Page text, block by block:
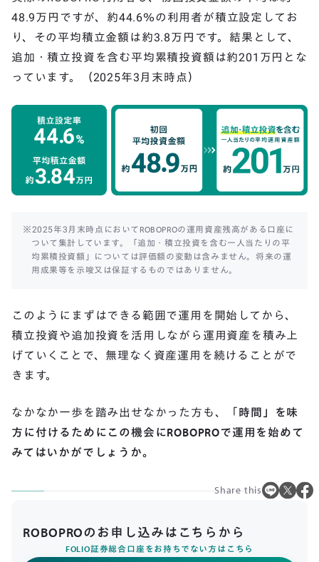
48.9万円ですが、約44.6％の利用者が積立設定してお
り、その平均積立金額は約3.8万円です。結果として、
追加・積立投資を含む平均累積投資額は約201万円とな
っています。（2025年3月末時点）
※2025年3月末時点においてROBOPROの運用資産残高がある口座に
ついて集計しています。「追加・積立投資を含む一人当たりの平
均累積投資額」については評価額の変動は含みません。将来の運
用成果等を示唆又は保証するものではありません。
このようにまずはできる範囲で運用を開始してから、
積立投資や追加投資を活用しながら運用資産を積み上
げていくことで、無理なく資産運用を続けることがで
きます。
なかなか一歩を踏み出せなかった方も、「 時間」を味
方に付けるためにこの機会にROBOPROで運用を始めて
みてはいかがでしょうか。
Share this
ROBOPROのお申し込みはこちらから
FOLIO証券総合口座をお持ちでない方はこちら